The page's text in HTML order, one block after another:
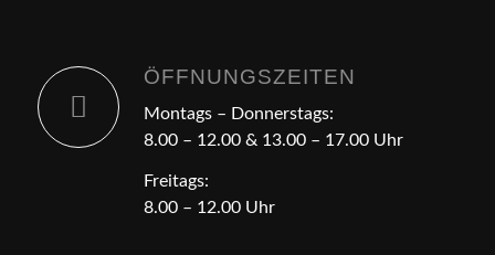
ÖFFNUNGSZEITEN
Montags – Donnerstags:
8.00 – 12.00 & 13.00 – 17.00 Uhr
Freitags:
8.00 – 12.00 Uhr